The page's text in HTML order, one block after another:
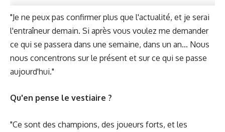
"Je ne peux pas confirmer plus que l'actualité, et je serai
l'entraîneur demain. Si après vous voulez me demander
ce qui se passera dans une semaine, dans un an... Nous
nous concentrons sur le présent et sur ce qui se passe
aujourd'hui."
Qu'en pense le vestiaire ?
"Ce sont des champions, des joueurs forts, et les